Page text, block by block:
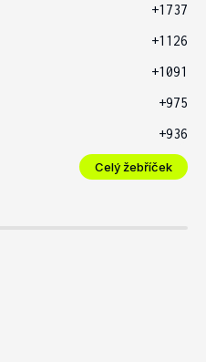
+1737
+1126
+1091
+975
+936
Celý žebříček